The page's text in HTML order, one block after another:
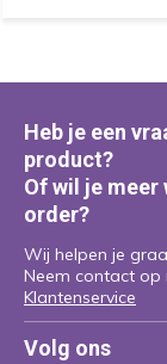
Heb je een
product?
Of wil je meer
order?
Wij helpen je
Neem contact op
Klantenservice
Volg ons